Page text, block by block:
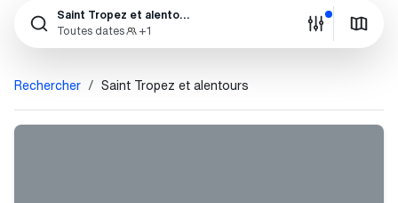
Saint Tropez et alentours
Toutes dates
+1
Rechercher Saint Tropez et alentours